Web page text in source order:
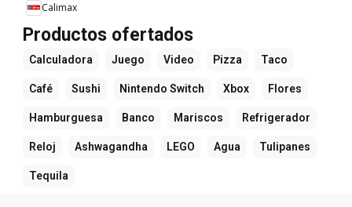
Calimax
Productos ofertados
Calculadora Juego Video Pizza Taco
Café Sushi Nintendo Switch Xbox Flores
Hamburguesa Banco Mariscos Refrigerador
Reloj Ashwagandha LEGO Agua Tulipanes
Tequila